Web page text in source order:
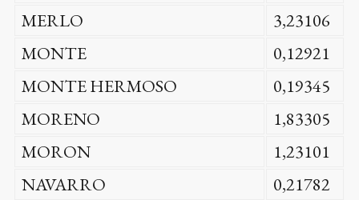
MERLO
3,23106
MONTE
0,12921
MONTE HERMOSO
0,19345
MORENO
1,83305
MORON
1,23101
NAVARRO
0,21782